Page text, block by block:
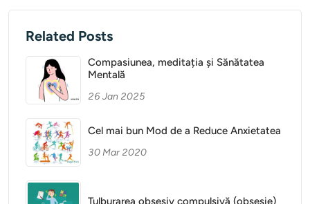
Related Posts
Compasiunea, meditația și Sănătatea
Mentală
26 Jan 2025
Cel mai bun Mod de a Reduce Anxietatea
30 Mar 2020
Tulburarea obsesiv compulsivă (obsesie)